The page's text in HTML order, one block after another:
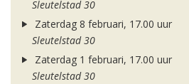
Sleutelstad 30
Zaterdag 8 februari, 17.00 uur
Sleutelstad 30
Zaterdag 1 februari, 17.00 uur
Sleutelstad 30